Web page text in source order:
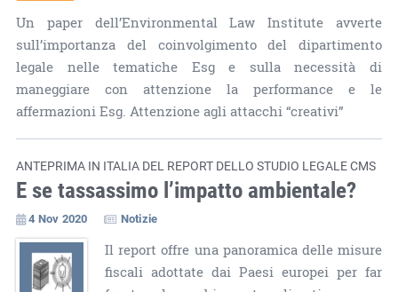
Un paper dell’Environmental Law Institute avverte
sull’importanza del coinvolgimento del dipartimento
legale nelle tematiche Esg e sulla necessità di
maneggiare con attenzione la performance e le
affermazioni Esg. Attenzione agli attacchi “creativi”
ANTEPRIMA IN ITALIA DEL REPORT DELLO STUDIO LEGALE CMS
E se tassassimo l’impatto ambientale?
4 Nov 2020 Notizie
Il report offre una panoramica delle misure
fiscali adottate dai Paesi europei per far